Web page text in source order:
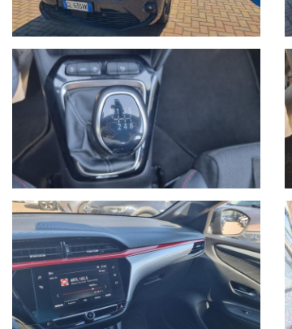
- Seguici anche su Facebook: www.facebook.com/
- La Garanzia MAPFRE, oltre a tutelare la vostra
sostitutiva se la vostra vettura rimane ferma più di 8
- Possibilità di estensione della garanzia di ulteriori
- Possibilità di finanziamenti personalizzati,
- Su ogni nostro veicolo vengono eseguiti più di 50
- In caso di veicoli da dare in permuta, si prega di
eseguiti e veicolo di interesse.
Sono inoltre necessarie fotografie dettagliate della
- Il Gruppo Autoquadrifoglio è concessionaria
meccanica.
Nel 2004 comincia l’avventura “Outlet dell’auto”,